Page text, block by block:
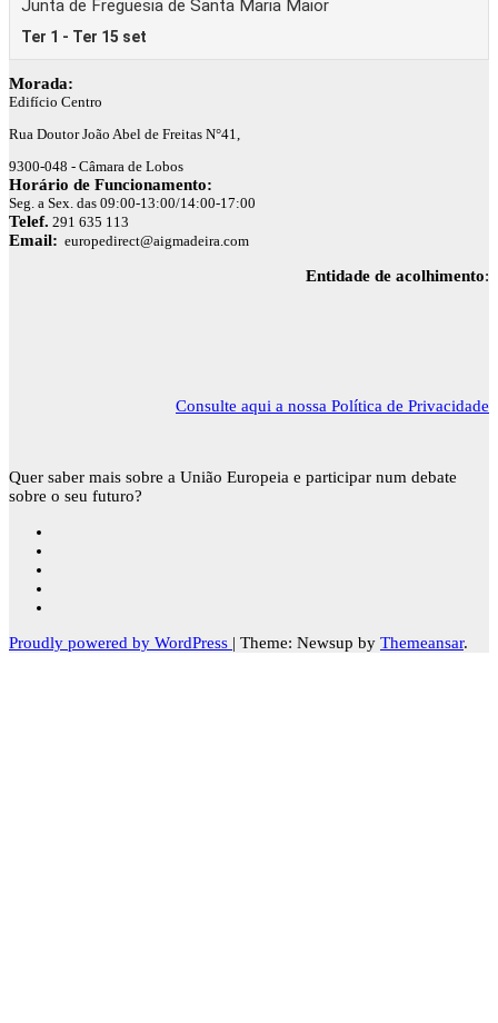
Morada:
Edifício Centro
Rua Doutor João Abel de Freitas N°41,
9300-048 - Câmara de Lobos
Horário de Funcionamento:
Seg. a Sex. das 09:00-13:00/14:00-17:00
Telef. 291 635 113
Email: europedirect@aigmadeira.com
Entidade de acolhimento:
Consulte aqui a nossa Política de Privacidade
Quer saber mais sobre a União Europeia e participar num debate
sobre o seu futuro?
Proudly powered by WordPress | Theme: Newsup by Themeansar.